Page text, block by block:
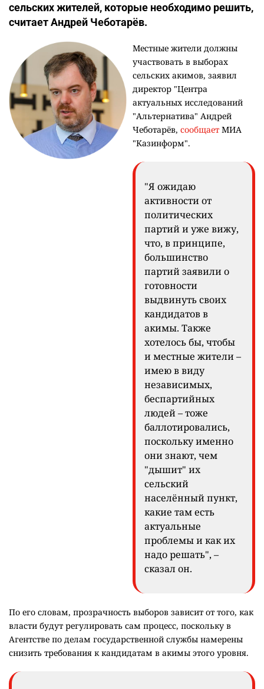
сельских жителей, которые необходимо решить,
считает Андрей Чеботарёв.
Местные жители должны
участвовать в выборах
сельских акимов, заявил
директор "Центра
актуальных исследований
"Альтернатива" Андрей
Чеботарёв, сообщает МИА
"Казинформ".
"Я ожидаю
активности от
политических
партий и уже вижу,
что, в принципе,
большинство
партий заявили о
готовности
выдвинуть своих
кандидатов в
акимы. Также
хотелось бы, чтобы
и местные жители –
имею в виду
независимых,
беспартийных
людей – тоже
баллотировались,
поскольку именно
они знают, чем
"дышит" их
сельский
населённый пункт,
какие там есть
актуальные
проблемы и как их
надо решать", –
сказал он.
По его словам, прозрачность выборов зависит от того, как
власти будут регулировать сам процесс, поскольку в
Агентстве по делам государственной службы намерены
снизить требования к кандидатам в акимы этого уровня.